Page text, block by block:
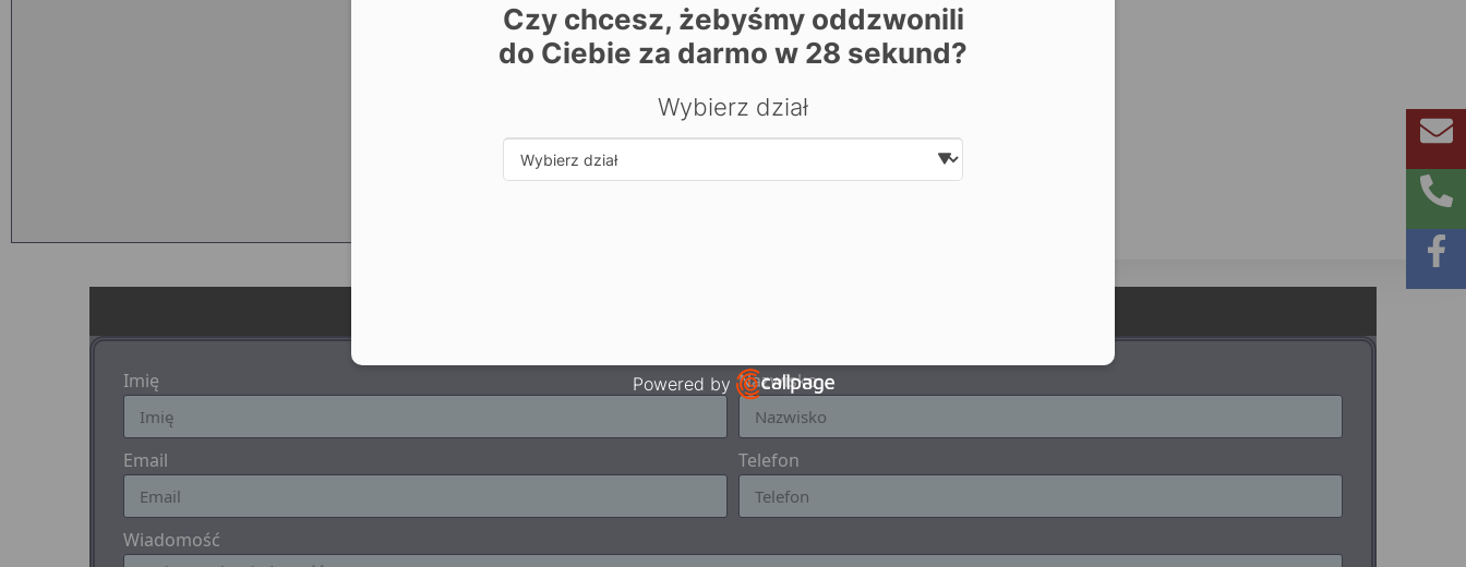
Imię Nazwisko
Email Telefon
Wiadomość
Czy chcesz, żebyśmy oddzwonili
do Ciebie za darmo w 28 sekund?
Wybierz dział
Powered by
Open link in new window